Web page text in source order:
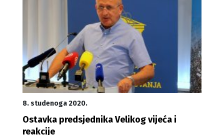
8. studenoga 2020.
Ostavka predsjednika Velikog vijeća i
reakcije